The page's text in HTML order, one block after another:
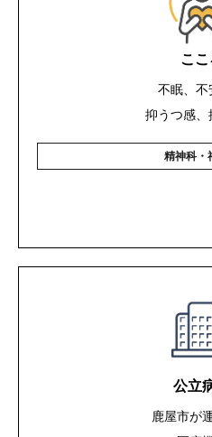
ここ
不眠、不
抑うつ感、
精神科・
公立
鹿屋市が